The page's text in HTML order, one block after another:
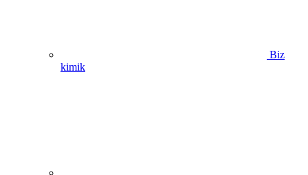
Biz
kimik